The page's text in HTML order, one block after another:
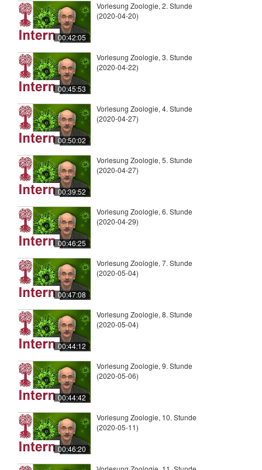
00:42:05
Vorlesung Zoologie, 2. Stunde
(2020-04-20)
00:45:53
Vorlesung Zoologie, 3. Stunde
(2020-04-22)
00:50:02
Vorlesung Zoologie, 4. Stunde
(2020-04-27)
00:39:52
Vorlesung Zoologie, 5. Stunde
(2020-04-27)
00:46:25
Vorlesung Zoologie, 6. Stunde
(2020-04-29)
00:47:08
Vorlesung Zoologie, 7. Stunde
(2020-05-04)
00:44:12
Vorlesung Zoologie, 8. Stunde
(2020-05-04)
00:44:42
Vorlesung Zoologie, 9. Stunde
(2020-05-06)
00:46:20
Vorlesung Zoologie, 10. Stunde
(2020-05-11)